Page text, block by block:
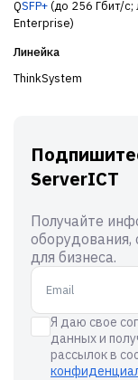
QSFP+(до 256 Гбит/с;
Enterprise)
Линейка
ThinkSystem
ServerICT
Получайте
оборудования,
для бизнеса.
Я даю свое
данных и
рассылок в